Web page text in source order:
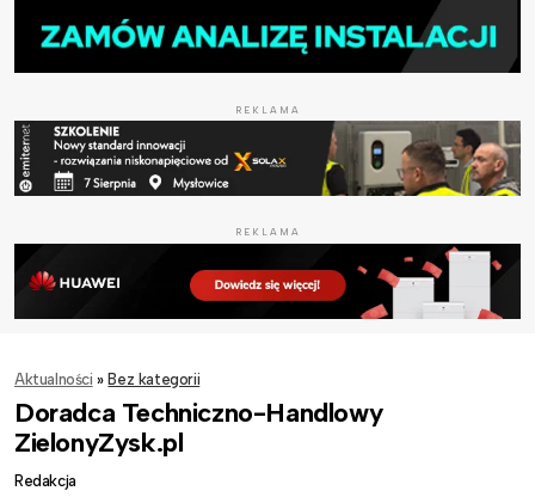
REKLAMA
REKLAMA
Aktualności » Bez kategorii
Doradca Techniczno-Handlowy
ZielonyZysk.pl
Redakcja